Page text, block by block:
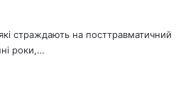
страждають на посттравматичний
роки,…